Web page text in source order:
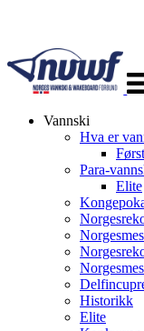
Vannski
Hva er
Para-
Elite
Historikk
Elite